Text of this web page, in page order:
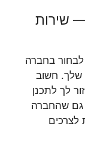
שירות
בחברה
שלך. חשוב
לך לתכנן
גם שהחברה
לצרכים